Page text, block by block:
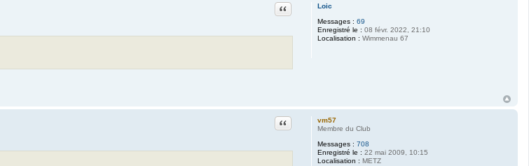
c
t
e
Loic
Messages : 69
Enregistré le : 08 févr. 2022, 21:10
Localisation : Wimmenau 67
Citation
vm57
Membre du Club
Messages : 708
Enregistré le : 22 mai 2009, 10:15
Localisation : METZ
Citation